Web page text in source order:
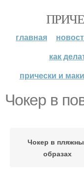
главная
как
прически и
Чокер в
Чокер в
образах